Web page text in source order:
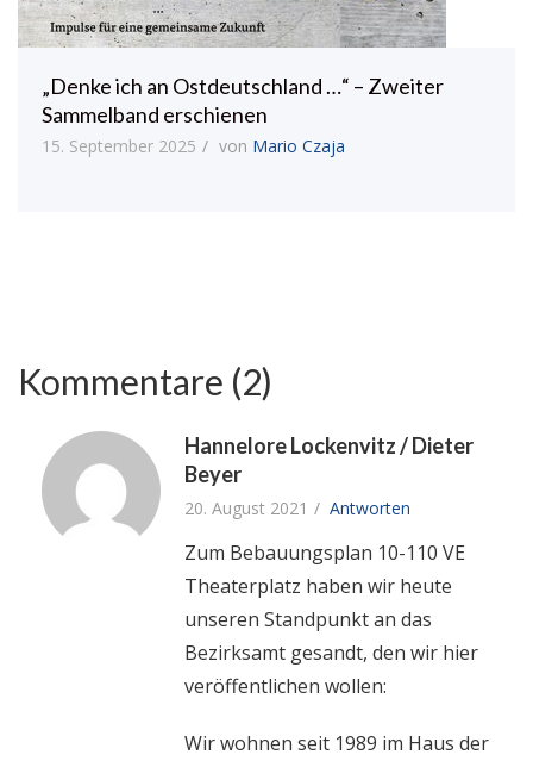
„Denke ich an Ostdeutschland …“ – Zweiter
Sammelband erschienen
15. September 2025 von Mario Czaja
Kommentare (2)
Hannelore Lockenvitz / Dieter
Beyer
20. August 2021 Antworten
Zum Bebauungsplan 10-110 VE
Theaterplatz haben wir heute
unseren Standpunkt an das
Bezirksamt gesandt, den wir hier
veröffentlichen wollen:
Wir wohnen seit 1989 im Haus der